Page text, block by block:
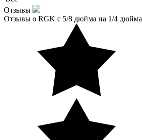
Отзывы
Отзывы о RGK с 5/8 дюйма на 1/4 дюйма